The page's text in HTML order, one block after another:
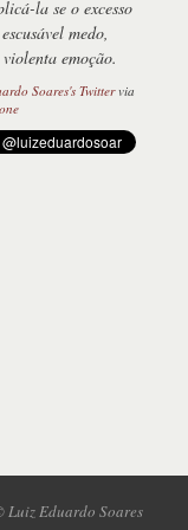
la se o excesso
medo,
emoção.
Soares's Twittervia
Eduardo Soares